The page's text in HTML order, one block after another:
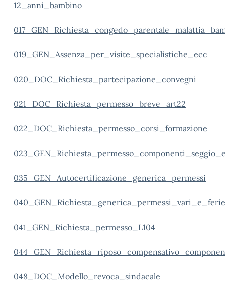
12_anni_bambino
019_GEN_Assenza_per_visite_specialistiche_ecc
020_DOC_Richiesta_partecipazione_convegni
021_DOC_Richiesta_permesso_breve_art22
022_DOC_Richiesta_permesso_corsi_formazione
035_GEN_Autocertificazione_generica_permessi
040_GEN_Richiesta_generica_permessi_vari_e_ferie
041_GEN_Richiesta_permesso_L104
048_DOC_Modello_revoca_sindacale